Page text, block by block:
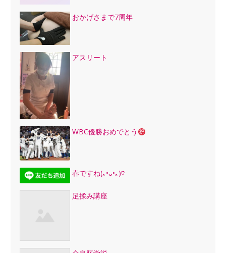
おかげさまで7周年
アスリート
WBC優勝おめでとう
春ですね(｡•ᴗ•｡)♡
足揉み講座